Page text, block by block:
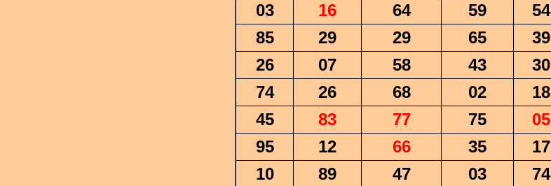
03
16 64 59 54
85
29 29 65 39
26
07 58 43 30
74
26 68 02 18
45
83 77 75 05
95
12 66 35 17
10
89 47 03 74